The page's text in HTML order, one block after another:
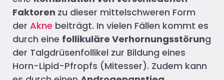
Faktoren zu dieser mittelschweren Form
der Akne beiträgt. In vielen Fällen kommt es
durch eine follikuläre Verhornungsstörung
der Talgdrüsenfollikel zur Bildung eines
Horn-Lipid-Pfropfs (Mitesser). Zudem kann